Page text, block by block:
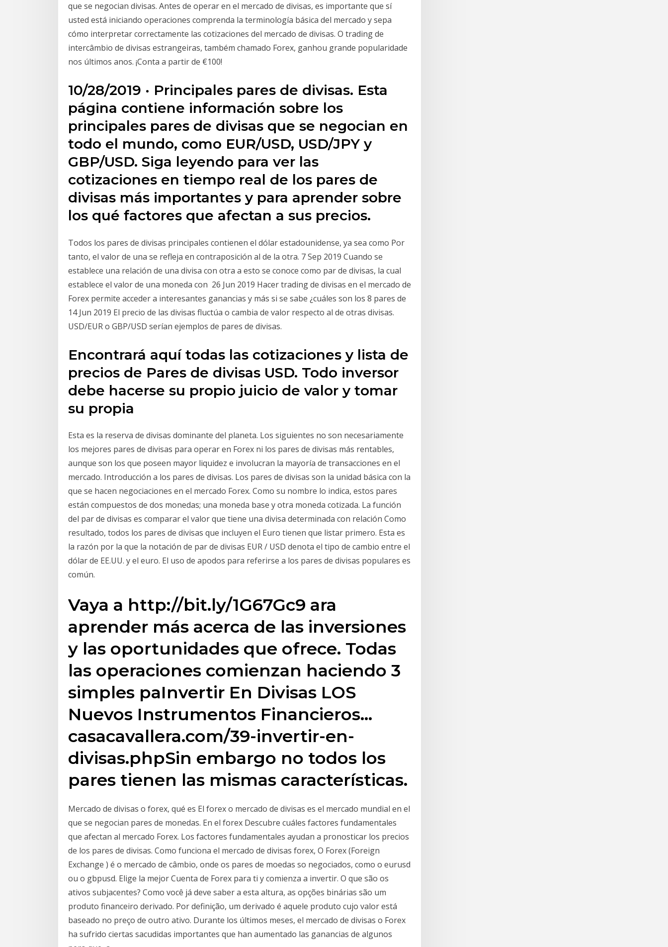
que se negocian divisas. Antes de operar en el mercado de divisas, es importante que sí
usted está iniciando operaciones comprenda la terminología básica del mercado y sepa
cómo interpretar correctamente las cotizaciones del mercado de divisas. O trading de
intercâmbio de divisas estrangeiras, também chamado Forex, ganhou grande popularidade
nos últimos anos. ¡Conta a partir de €100!
10/28/2019 · Principales pares de divisas. Esta
página contiene información sobre los
principales pares de divisas que se negocian en
todo el mundo, como EUR/USD, USD/JPY y
GBP/USD. Siga leyendo para ver las
cotizaciones en tiempo real de los pares de
divisas más importantes y para aprender sobre
los qué factores que afectan a sus precios.
Todos los pares de divisas principales contienen el dólar estadounidense, ya sea como Por
tanto, el valor de una se refleja en contraposición al de la otra. 7 Sep 2019 Cuando se
establece una relación de una divisa con otra a esto se conoce como par de divisas, la cual
establece el valor de una moneda con 26 Jun 2019 Hacer trading de divisas en el mercado de
Forex permite acceder a interesantes ganancias y más si se sabe ¿cuáles son los 8 pares de
14 Jun 2019 El precio de las divisas fluctúa o cambia de valor respecto al de otras divisas.
USD/EUR o GBP/USD serían ejemplos de pares de divisas.
Encontrará aquí todas las cotizaciones y lista de
precios de Pares de divisas USD. Todo inversor
debe hacerse su propio juicio de valor y tomar
su propia
Esta es la reserva de divisas dominante del planeta. Los siguientes no son necesariamente
los mejores pares de divisas para operar en Forex ni los pares de divisas más rentables,
aunque son los que poseen mayor liquidez e involucran la mayoría de transacciones en el
mercado. Introducción a los pares de divisas. Los pares de divisas son la unidad básica con la
que se hacen negociaciones en el mercado Forex. Como su nombre lo indica, estos pares
están compuestos de dos monedas; una moneda base y otra moneda cotizada. La función
del par de divisas es comparar el valor que tiene una divisa determinada con relación Como
resultado, todos los pares de divisas que incluyen el Euro tienen que listar primero. Esta es
la razón por la que la notación de par de divisas EUR / USD denota el tipo de cambio entre el
dólar de EE.UU. y el euro. El uso de apodos para referirse a los pares de divisas populares es
común.
Vaya a http://bit.ly/1G67Gc9 ara
aprender más acerca de las inversiones
y las oportunidades que ofrece. Todas
las operaciones comienzan haciendo 3
simples paInvertir En Divisas LOS
Nuevos Instrumentos Financieros…
casacavallera.com/39-invertir-en-
divisas.phpSin embargo no todos los
pares tienen las mismas características.
Mercado de divisas o forex, qué es El forex o mercado de divisas es el mercado mundial en el
que se negocian pares de monedas. En el forex Descubre cuáles factores fundamentales
que afectan al mercado Forex. Los factores fundamentales ayudan a pronosticar los precios
de los pares de divisas. Como funciona el mercado de divisas forex, O Forex (Foreign
Exchange ) é o mercado de câmbio, onde os pares de moedas so negociados, como o eurusd
ou o gbpusd. Elige la mejor Cuenta de Forex para ti y comienza a invertir. O que são os
ativos subjacentes? Como você já deve saber a esta altura, as opções binárias são um
produto financeiro derivado. Por definição, um derivado é aquele produto cujo valor está
baseado no preço de outro ativo. Durante los últimos meses, el mercado de divisas o Forex
ha sufrido ciertas sacudidas importantes que han aumentado las ganancias de algunos